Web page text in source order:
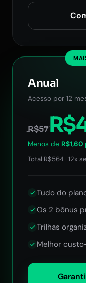
Anual
Acesso por 12
R$57
Menos de
Total R$564 · 12x
Tudo do
Os 2 bônus
Trilhas
Melhor